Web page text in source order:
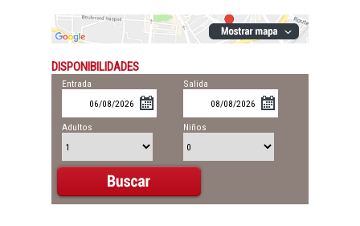
DISPONIBILIDADES
Entrada Salida
Adultos Niños